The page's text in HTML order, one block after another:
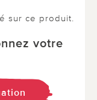
sur ce produit.
votre